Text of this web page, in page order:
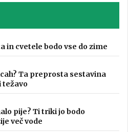
in cvetele bodo vse do zime
Ta preprosta sestavina
težavo
pije? Ti triki jo bodo
več vode